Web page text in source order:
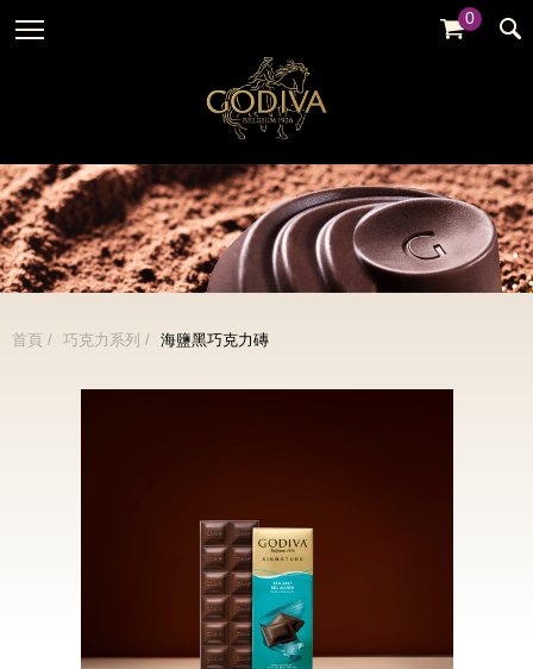
0
全部
品牌活動
全部
暢銷系列
金裝禮盒
松露禮盒
新品 / 季節性商品
歡聚系列
百年限定系列
全部
牛奶巧克力
白巧克力
綜合巧克力
冰淇淋
婚禮系列
GODIVA故事
GODIVA品質承諾
GODIVA大師團隊
首頁 巧克力系列 海鹽黑巧克力磚